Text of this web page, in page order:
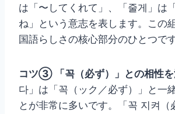
は「〜してくれて」、「줄게」は
ね」という意志を表します。この
国語らしさの核心部分のひとつです
コツ③ 「꼭（必ず）」との相性
다」は「꼭（ック／必ず）」と一
とが非常に多いです。「꼭 지켜（